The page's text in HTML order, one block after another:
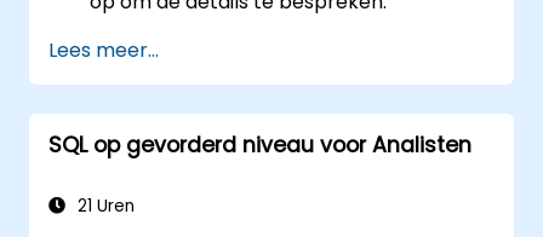
Lees meer...
SQL op gevorderd niveau voor Analisten
21 Uren